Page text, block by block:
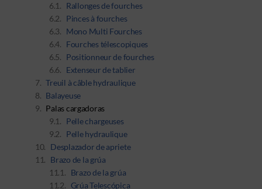
Rallonges de fourches
Pinces à fourches
Mono Multi Fourches
Fourches télescopiques
Positionneur de fourches
Extenseur de tablier
Treuil à câble hydraulique
Balayeuse
Palas cargadoras
Pelle chargeuses
Pelle hydraulique
Desplazador de apriete
Brazo de la grúa
Brazo de la grúa
Grúa Telescópica